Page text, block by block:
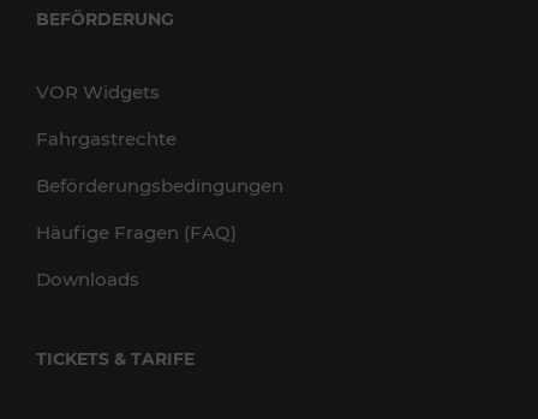
BEFÖRDERUNG
VOR Widgets
Fahrgastrechte
Beförderungsbedingungen
Häufige Fragen (FAQ)
Downloads
TICKETS & TARIFE